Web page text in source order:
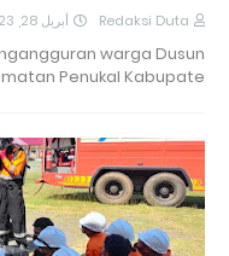
Redaksi Duta أبريل 28, 2023
warga Dusun
Penukal Kabupate…